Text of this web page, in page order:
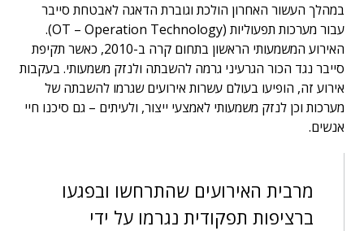
במהלך העשור האחרון הולכת וגוברת הדאגה לאבטחת סייבר
עבור מערכות תפעוליות (OT – Operation Technology).
האירוע המשמעותי הראשון בתחום קרה ב-2010, כאשר תקיפת
סייבר נגד הכור הגרעיני גרמה להשבתה ולנזק משמעותי. בעקבות
אירוע זה, הופיעו בעולם עשרות אירועים שגרמו להשבתה של
מערכות וכן לנזק משמעותי לאמצעי ייצור, ולעיתים – גם סיכנו חיי
אנשים.
מרבית האירועים שהתרחשו ובפגעו
ברציפות תפקודית נגרמו על ידי